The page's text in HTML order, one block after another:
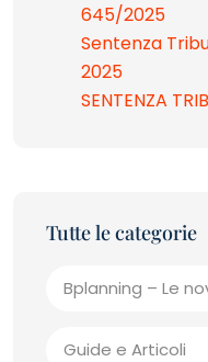
645/2025
Sentenza
2025
SENTENZA
Bplanning – Le
Guide e Articoli